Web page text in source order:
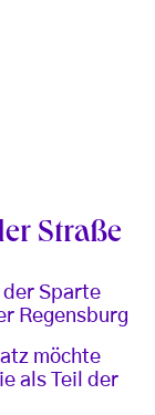
Straße
Sparte
Regensburg
möchte
als Teil der